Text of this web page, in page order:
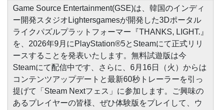
Game Source Entertainment(GSE)は、韓国のインディ
ー開発スタジオLightersgamesが開発した3Dポータル
ライクパズルプラットフォーマー『THANKS, LIGHT.』
を、2026年9月にPlayStation®5とSteamにて正式リリ
ースすることを発表いたします。無料試遊版は今
Steamにて配信中です、さらに、6月16日（火）からは
コンテンツアップデートと最新60秒トレーラーを引っ
提げて「Steam Nextフェス」に参加します。ご興味の
あるプレイヤーの皆様、ぜひ体験版をプレイして、ウ